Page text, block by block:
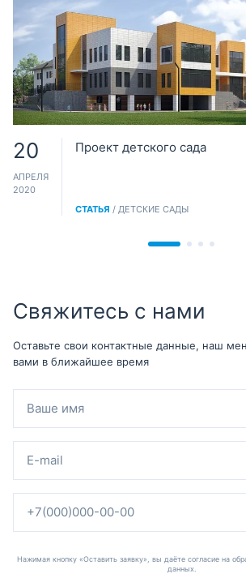
20
АПРЕЛЯ
2020
Проект детского сада
СТАТЬЯ / ДЕТСКИЕ САДЫ
Свяжитесь с нами
Оставьте свои контактные данные, наш
вами в ближайшее время
Нажимая кнопку «Оставить заявку», вы даёте согласие на
данных.